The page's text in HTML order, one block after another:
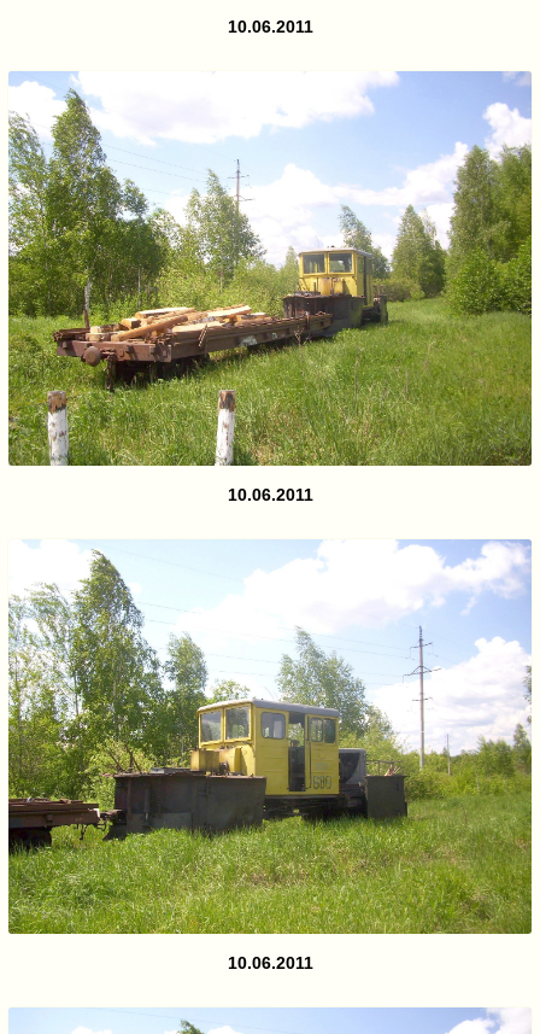
10.06.2011
10.06.2011
10.06.2011